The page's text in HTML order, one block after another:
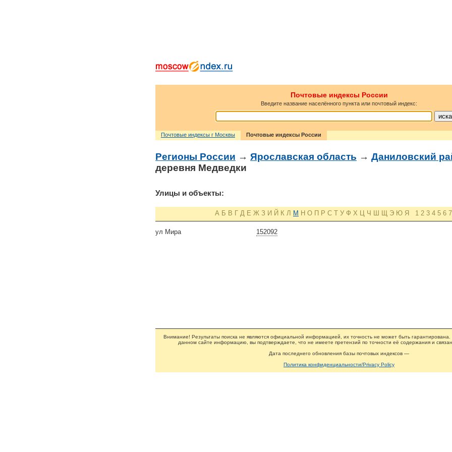
Почтовые индексы России
Введите название населённого пункта или почтовый индекс:
Почтовые индексы г Москвы Почтовые индексы России
Регионы России → Ярославская область → Даниловский
деревня Медведки
Улицы и объекты:
А Б В Г Д Е Ж З И Й К Л М Н О П Р С Т У Ф Х Ц Ч Ш Щ Э Ю Я 1 2 3 4 5 6 7
152092
ул Мира
Внимание! Результаты поиска не являются официальной информацией, их точность не может быть гарантирована.
данном сайте информацию, вы подтверждаете, что не имеете претензий по точности её содержания и
Дата последнего обновления базы почтовых индексов —
Политика конфиденциальности/Privacy Policy